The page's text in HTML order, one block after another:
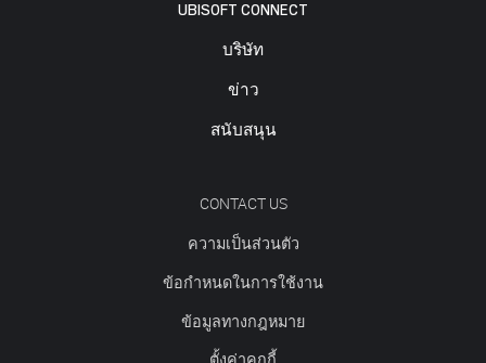
UBISOFT CONNECT
บริษัท
ข่าว
สนับสนุน
CONTACT US
ความเป็นส่วนตัว
ข้อกำหนดในการใช้งาน
ข้อมูลทางกฎหมาย